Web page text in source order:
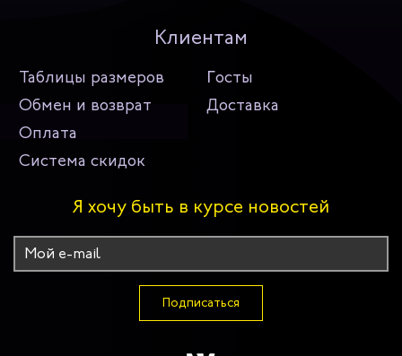
Клиентам
Таблицы размеров
Госты
Обмен и возврат
Доставка
Оплата
Система скидок
Я хочу быть в курсе новостей
Подписаться